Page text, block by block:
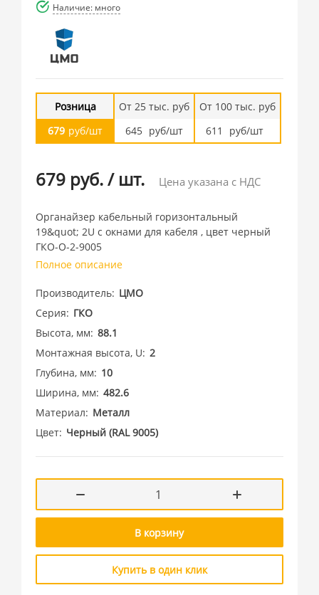
Наличие: много
Розница
679 руб/шт
От 25 тыс. руб
645 руб/шт
От 100 тыс. руб
611
руб/шт
679 руб./ шт. Цена указана с НДС
Органайзер кабельный горизонтальный
19&quot; 2U с окнами для кабеля , цвет черный
ГКО-О-2-9005
Полное описание
Производитель ЦМО
Серия
ГКО
Высота, мм 88.1
Монтажная высота, U 2
Глубина, мм
10
Ширина, мм 482.6
Материал
Металл
Цвет Черный (RAL 9005)
В корзину
Купить в один клик